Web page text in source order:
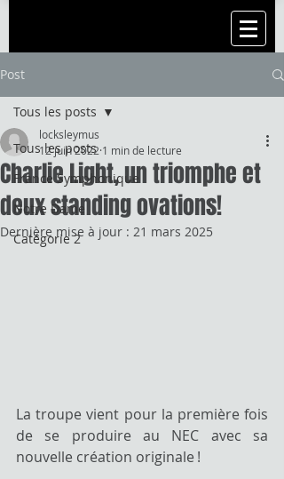
Post
Tous les posts
France Symphonique
Notre Dame
Catégorie 2
Tous les posts
Charlie Light, un triomphe et
deux standing ovations!
locksleymus
12 juin 2022 1 min de lecture
Dernière mise à jour : 21 mars 2025
La troupe vient pour la première fois
de se produire au NEC avec sa
nouvelle création originale !